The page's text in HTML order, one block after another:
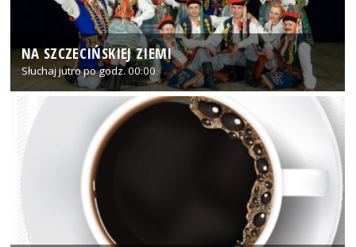
NA SZCZECIŃSKIEJ ZIEMI
Słuchaj jutro po godz. 00:00